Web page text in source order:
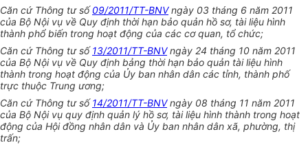
Căn cứ Thông tư số09/2011/TT-BNVngày 03 tháng 6 năm 2011
của Bộ Nội vụ về Quy định thời hạn bảo quản hồ sơ, tài liệu hình
thành phổbiến trong hoạt động của các cơquan, tổ chức;
Căn cứ Thông tư số13/2011/TT-BNVngày 24 tháng 10 năm 2011
của Bộ Nội vụ về Quy định bảng thời hạn bảo quản tài liệu hình
thành trong hoạt động của Ủy ban nhân dân các tỉnh, thành phố
trực thuộc Trung ương;
Căn cứ Thông tư số14/2011/TT-BNVngày 08 tháng 11 năm 2011
của Bộ Nội vụ quy định quản lý hồ sơ, tài liệu hình thành trong hoạt
động của Hội đồng nhân dân và Ủy ban nhân dân xã, phường, thị
trấn;